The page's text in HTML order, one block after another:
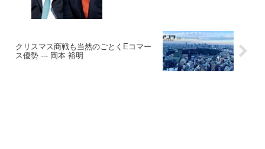
クリスマス商戦も当然のごとくEコマー
ス優勢 --- 岡本 裕明